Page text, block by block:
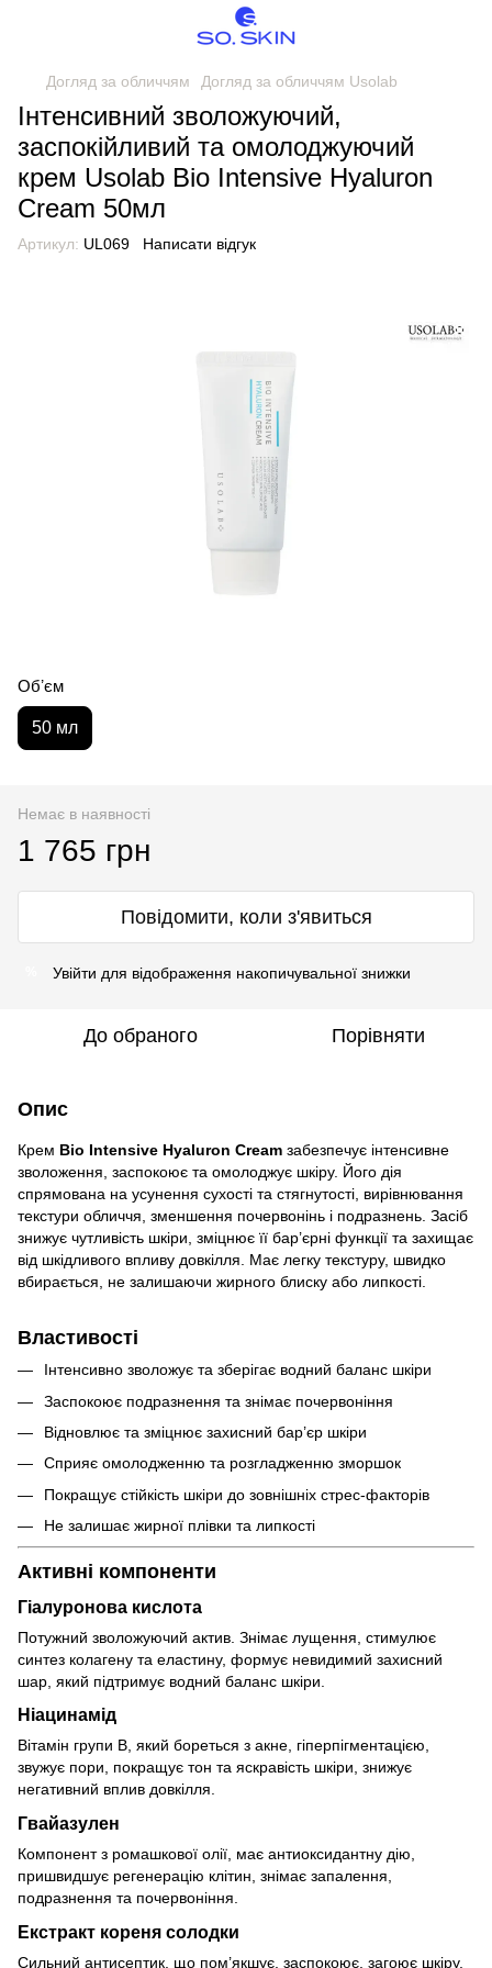
Догляд за обличчям Догляд за обличчям Usolab
Інтенсивний зволожуючий,
заспокійливий та омолоджуючий
крем Usolab Bio Intensive Hyaluron
Cream 50мл
Артикул: UL069 Написати відгук
Обʼєм
50 мл
Немає в наявності
1 765 грн
Повідомити, коли з'явиться
Увійти для відображення накопичувальної знижки
До обраного Порівняти
Опис
Крем Bio Intensive Hyaluron Cream забезпечує інтенсивне
зволоження, заспокоює та омолоджує шкіру. Його дія
спрямована на усунення сухості та стягнутості, вирівнювання
текстури обличчя, зменшення почервонінь і подразнень. Засіб
знижує чутливість шкіри, зміцнює її бар’єрні функції та захищає
від шкідливого впливу довкілля. Має легку текстуру, швидко
вбирається, не залишаючи жирного блиску або липкості.
Властивості
Інтенсивно зволожує та зберігає водний баланс шкіри
Заспокоює подразнення та знімає почервоніння
Відновлює та зміцнює захисний бар’єр шкіри
Сприяє омолодженню та розгладженню зморшок
Покращує стійкість шкіри до зовнішніх стрес-факторів
Не залишає жирної плівки та липкості
Активні компоненти
Гіалуронова кислота
Потужний зволожуючий актив. Знімає лущення, стимулює
синтез колагену та еластину, формує невидимий захисний
шар, який підтримує водний баланс шкіри.
Ніацинамід
Вітамін групи В, який бореться з акне, гіперпігментацією,
звужує пори, покращує тон та яскравість шкіри, знижує
негативний вплив довкілля.
Гвайазулен
Компонент з ромашкової олії, має антиоксидантну дію,
пришвидшує регенерацію клітин, знімає запалення,
подразнення та почервоніння.
Екстракт кореня солодки
Сильний антисептик, що пом’якшує, заспокоює, загоює шкіру,